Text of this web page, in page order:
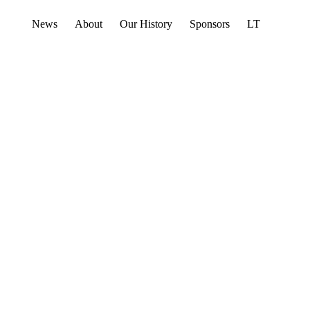
News About Our History Sponsors LT